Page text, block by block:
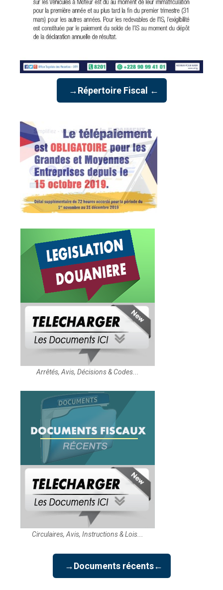
→Répertoire Fiscal ←
Arrêtés, Avis, Décisions & Codes...
Circulaires, Avis, Instructions & Lois...
→Documents récents←